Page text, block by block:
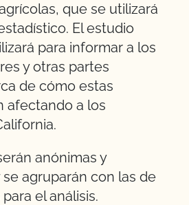
que se utilizará
El estudio
para informar a los
y otras partes
de cómo estas
afectando a los
anónimas y
agruparán con las de
el análisis.